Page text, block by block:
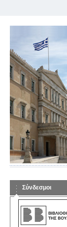
Σύνδεσμοι